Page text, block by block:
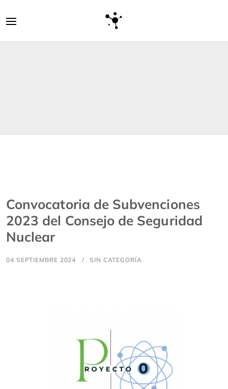
Convocatoria de Subvenciones
2023 del Consejo de Seguridad
Nuclear
04 SEPTIEMBRE 2024 SIN CATEGORÍA